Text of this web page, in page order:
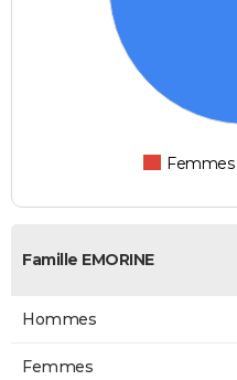
Femmes
Famille EMORINE
Hommes
Femmes